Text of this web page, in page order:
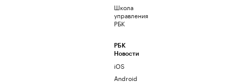
Школа
управления
РБК
РБК
Новости
iOS
Android